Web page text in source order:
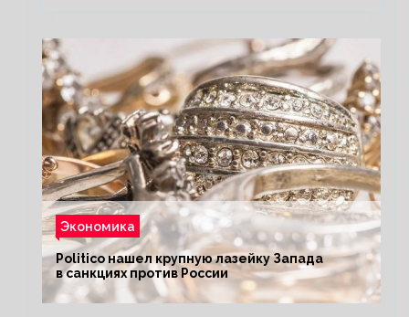
Экономика
Politico нашел крупную лазейку Запада
в санкциях против России